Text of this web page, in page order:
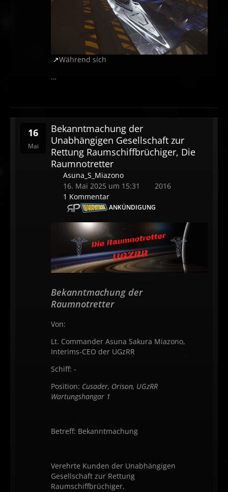
Während sich
…
16
Mai
Bekanntmachung der
Unabhängigen Gesellschaft zur
Rettung Raumschiffbrüchiger, Die
Raumnotretter
Asuna_S_Miazono
16. Mai 2025 um 15:31
2016
1 Kommentar
ANKÜNDIGUNG
Bekanntmachung der
Raumnotretter
Von:
Lt. Commander Asuna Sakura Miazono,
Interims-CEO der UGzRR
Schiff: -
Position: Cusader, Orison, UGzRR
Wartungshangar 1
Betreff: Bekanntmachung
Verehrte Kunden der Unabhängigen
Gesellschaft zur Rettung
Raumschiffbrüchiger,